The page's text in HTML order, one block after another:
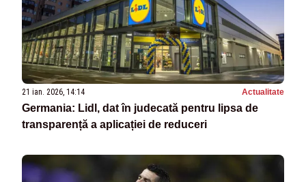
21 ian. 2026, 14:14 Actualitate
Germania: Lidl, dat în judecată pentru lipsa de
transparență a aplicației de reduceri